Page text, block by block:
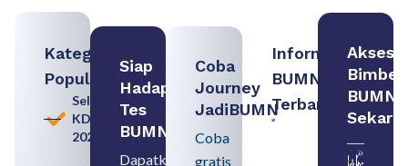
Kategori
Populer
Seleksi
KDKMP
2026
Siap
Hadapi
Tes
BUMN
Dapatkan
Coba
Journey
JadiBUMN
Coba
gratis
Informasi
BUMN
Terbaru:
BUMN dan
Akses
Bimbel
BUMN